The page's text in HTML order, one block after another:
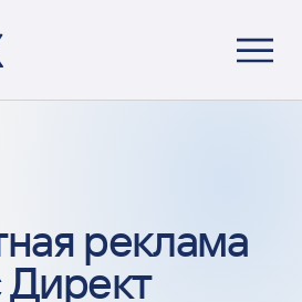
реклама
Директ